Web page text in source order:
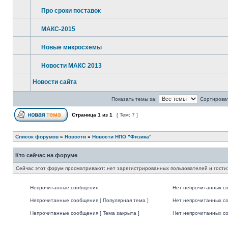
Про сроки поставок
МАКС-2015
Новые микросхемы
Новости МАКС 2013
Новости сайта
Показать темы за:
Страница 1 из 1 [ Тем: 7 ]
Список форумов » Новости » Новости НПО "Физика"
Кто сейчас на форуме
Сейчас этот форум просматривают: нет зарегистрированных пользователей и
Непрочитанные сообщения Нет непрочитанных
Непрочитанные сообщения [ Популярная тема ] Нет непрочитанных
Непрочитанные сообщения [ Тема закрыта ] Нет непрочитанных